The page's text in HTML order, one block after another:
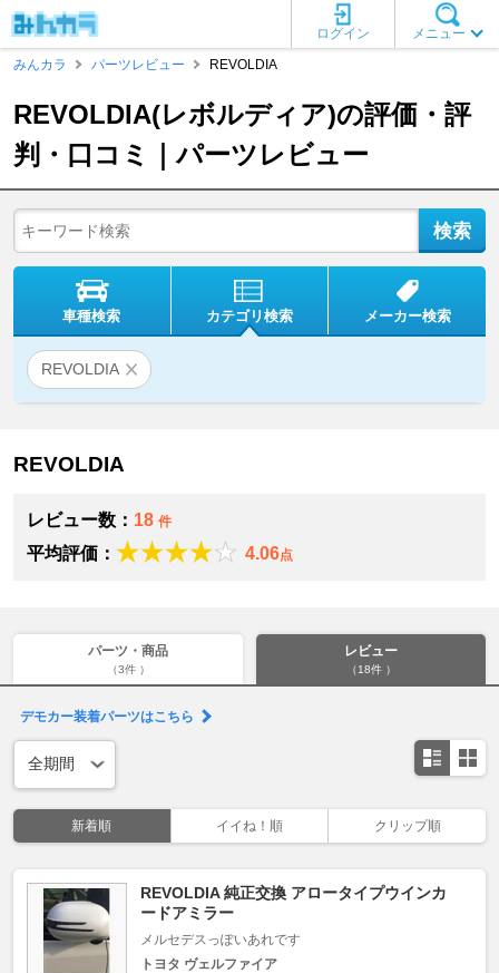
メニュー
ログイン
みんカラ
パーツレビュー REVOLDIA
REVOLDIA(レボルディア)の評価・評
判・口コミ｜パーツレビュー
車種検索 カテゴリ検索 メーカー検索
REVOLDIA
REVOLDIA
レビュー数： 18 件
平均評価： 4.06点
パーツ・商品
（3件 ）
レビュー
（18件 ）
デモカー装着パーツはこちら
新着順 イイね！順 クリップ順
REVOLDIA 純正交換 アロータイプウインカ
ードアミラー
メルセデスっぽいあれです
トヨタ ヴェルファイア